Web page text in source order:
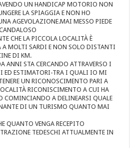
UN HANDICAP MOTORIO NON
LA SPIAGGIA E NON HO
AGEVOLAZIONE.MAI MESSO PIEDE
CHE LA PICCOLA LOCALITÀ È
A MOLTI SARDI E NON SOLO DISTANTI
DI KM.
ANNI STA CERCANDO ATTRAVERSO I
ED ESTIMATORI-TRA I QUALI IO MI
UN RICONOSCIMENTO PARI A
RICONISCIMENTO A CUI HA
COMINCIANDO A DELINEARSI QUALE
DI UN TURISMO QUANTO MAI
QUANTO VENGA RECEPITO
TEDESCHI ATTUALMENTE IN